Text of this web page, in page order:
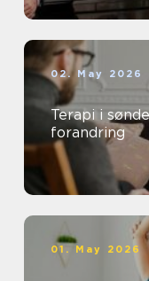
02. May 2026
Terapi i
forandring
01. May 2026